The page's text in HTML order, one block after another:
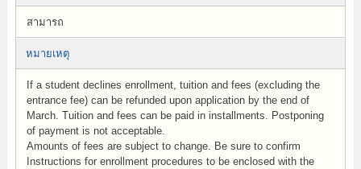
สามารถ
หมายเหตุ
If a student declines enrollment, tuition and fees (excluding the
entrance fee) can be refunded upon application by the end of
March. Tuition and fees can be paid in installments. Postponing
of payment is not acceptable.
Amounts of fees are subject to change. Be sure to confirm
Instructions for enrollment procedures to be enclosed with the